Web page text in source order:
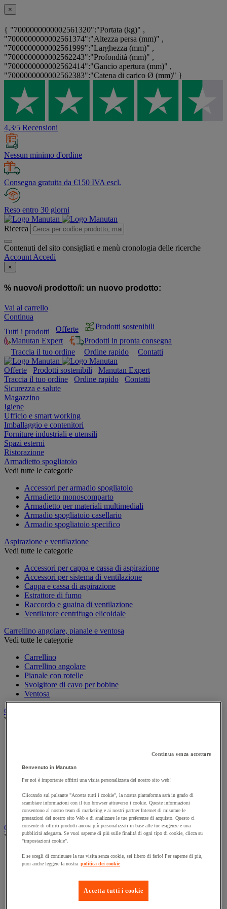
×
{ "7000000000002561320":"Portata (kg)" ,
"7000000000002561374":"Altezza persa (mm)" ,
"7000000000002561999":"Larghezza (mm)" ,
"7000000000002562243":"Profondità (mm)" ,
"7000000000002562414":"Gancio apertura (mm)" ,
"7000000000002562383":"Catena di carico Ø (mm)" }
4,3/5 Recensioni
Nessun minimo d'ordine
Consegna gratuita da €150 IVA escl.
Reso entro 30 giorni
Ricerca
Contenuti del sito consigliati e menù cronologia delle ricerche
Account Accedi
×
% nuovo/i prodotto/i: un nuovo prodotto:
Vai al carrello
Continua
Tutti i prodotti
Offerte
Prodotti sostenibili
Manutan Expert
Prodotti in pronta consegna
Traccia il tuo ordine
Ordine rapido Contatti
Offerte Prodotti sostenibili
Manutan Expert
Traccia il tuo ordine
Ordine rapido
Contatti
Sicurezza e salute
Magazzino
Igiene
Ufficio e smart working
Imballaggio e contenitori
Forniture industriali e utensili
Spazi esterni
Ristorazione
Armadietto spogliatoio
Vedi tutte le categorie
Accessori per armadio spogliatoio
Armadietto monoscomparto
Armadietto per materiali multimediali
Armadio spogliatoio casellario
Armadio spogliatoio specifico
Aspirazione e ventilazione
Vedi tutte le categorie
Accessori per cappa e cassa di aspirazione
Accessori per sistema di ventilazione
Cappa e cassa di aspirazione
Estrattore di fumo
Raccordo e guaina di ventilazione
Ventilatore centrifugo elicoidale
Carrellino angolare, pianale e ventosa
Vedi tutte le categorie
Carrellino
Carrellino angolare
Pianale con rotelle
Svolgitore di cavo per bobine
Ventosa
Carrello
Vedi tutte le categorie
Carrello per carichi alti
Carrello per scale
Carrello pieghevole
Carrello portabombole
Carrello specifico
Carrello a ripiani e rimorchio industriale
Vedi tutte le categorie
Accessori per carrello
Carrello a livello costante
Carrello a rimorchio
Carrello con pareti a griglia
Carrello con ripiani
Continua senza accettare
Benvenuto in Manutan
Per noi è importante offrirti una visita personalizzata del nostro sito web!
Cliccando sul pulsante "Accetta tutti i cookie", la nostra piattaforma sarà in grado di
scambiare informazioni con il tuo browser attraverso i cookie. Queste informazioni
consentono al nostro team di marketing e ai nostri partner Internet di misurare le
prestazioni del nostro sito Web e di analizzare le tue preferenze di acquisto. Questo ci
consente di offrirti prodotti ancora più personalizzati in base alle tue esigenze e una
pubblicità adeguata. Se vuoi saperne di più sulle finalità di ogni tipo di cookie, clicca su
"impostazioni cookie".
E se scegli di continuare la tua visita senza cookie, sei libero di farlo! Per saperne di più,
puoi anche leggere la nostra politica dei cookie
Accetta tutti i cookie